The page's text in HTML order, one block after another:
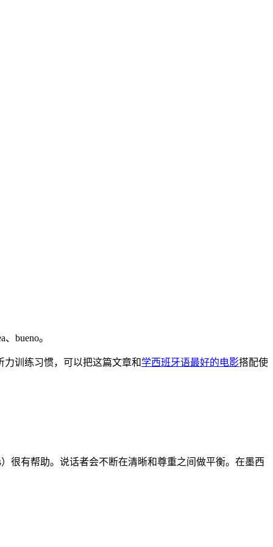
bueno。
训练习惯，可以把这篇文章和学西班牙语最好的电影搭配使
）很有帮助。说话者会不断在清晰和尊重之间做平衡。在墨西